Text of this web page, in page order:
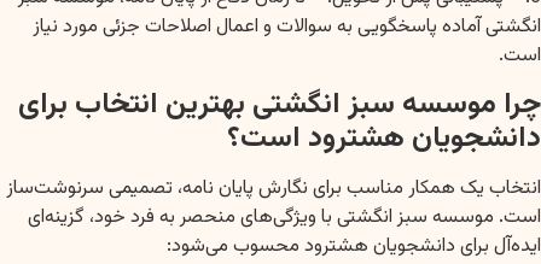
انگشتی آماده پاسخگویی به سوالات و اعمال اصلاحات جزئی مورد نیاز
است.
چرا موسسه سبز انگشتی بهترین انتخاب برای
دانشجویان هشترود است؟
انتخاب یک همکار مناسب برای نگارش پایان نامه، تصمیمی سرنوشت‌ساز
است. موسسه سبز انگشتی با ویژگی‌های منحصر به فرد خود، گزینه‌ای
ایده‌آل برای دانشجویان هشترود محسوب می‌شود: